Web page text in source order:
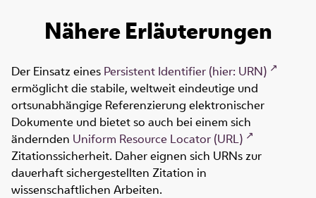
Nähere Erläuterungen
Der Einsatz eines Persistent Identifier (hier: URN)
ermöglicht die stabile, weltweit eindeutige und
ortsunabhängige Referenzierung elektronischer
Dokumente und bietet so auch bei einem sich
ändernden Uniform Resource Locator (URL)
Zitationssicherheit. Daher eignen sich URNs zur
dauerhaft sichergestellten Zitation in
wissenschaftlichen Arbeiten.